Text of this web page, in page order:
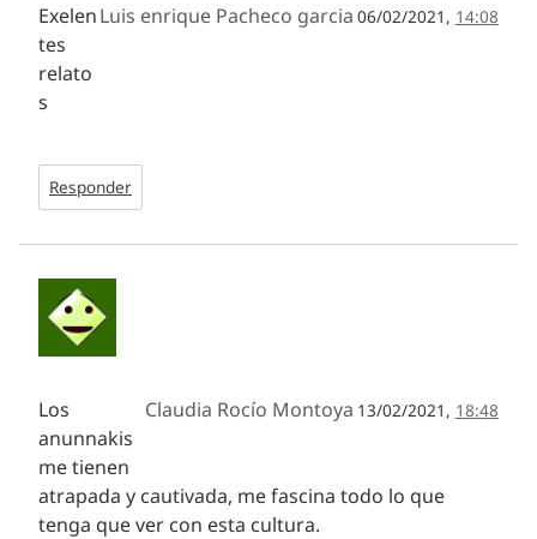
Luis enrique Pacheco garcia 06/02/2021, 14:08
Exelen
tes
relato
s
Responder
Claudia Rocío Montoya 13/02/2021, 18:48
Los
anunnakis
me tienen
atrapada y cautivada, me fascina todo lo que
tenga que ver con esta cultura.